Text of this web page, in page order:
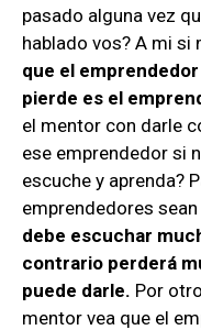
pasado alguna vez
hablado vos? A mi si
que el
pierde es el
el mentor con darle
ese emprendedor si
escuche y aprenda?
emprendedores
debe escuchar
contrario perderá
puede darle. Por
mentor vea que el